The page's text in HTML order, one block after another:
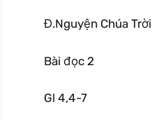
Đ.Nguyện Chúa
Bài đọc 2
Gl 4,4-7